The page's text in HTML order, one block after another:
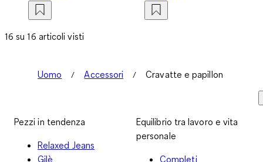
16 su 16 articoli visti
Uomo Accessori Cravatte e papillon
Pezzi in tendenza
Relaxed Jeans
Gilè
Equilibrio tra lavoro e vita
personale
Completi